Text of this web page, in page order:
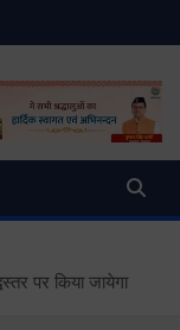
पर किया जायेगा